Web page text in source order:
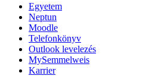
Egyetem
Neptun
Moodle
Telefonkönyv
Outlook levelezés
MySemmelweis
Karrier